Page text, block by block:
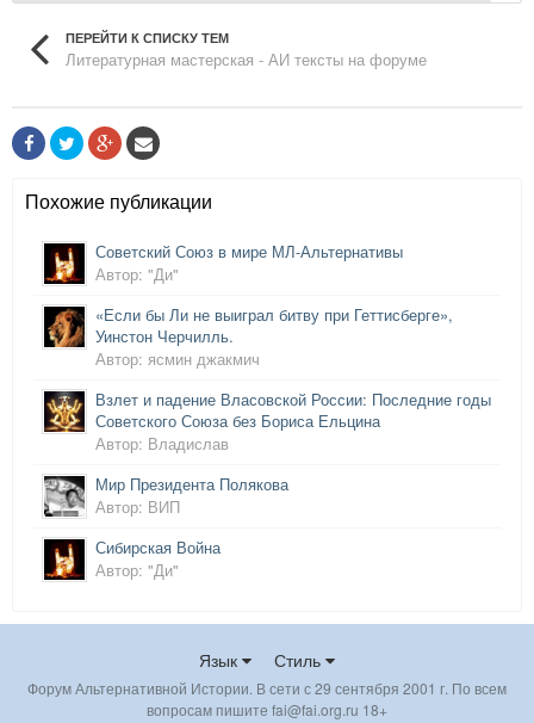
ПЕРЕЙТИ К СПИСКУ ТЕМ
Литературная мастерская - АИ тексты на форуме
Похожие публикации
Советский Союз в мире МЛ-Альтернативы
Автор: "Ди"
«Если бы Ли не выиграл битву при Геттисберге»,
Уинстон Черчилль.
Автор: ясмин джакмич
Взлет и падение Власовской России: Последние годы
Советского Союза без Бориса Ельцина
Автор: Владислав
Мир Президента Полякова
Автор: ВИП
Сибирская Война
Автор: "Ди"
Язык Стиль
Форум Альтернативной Истории. В сети с 29 сентября 2001 г. По всем
вопросам пишите fai@fai.org.ru 18+